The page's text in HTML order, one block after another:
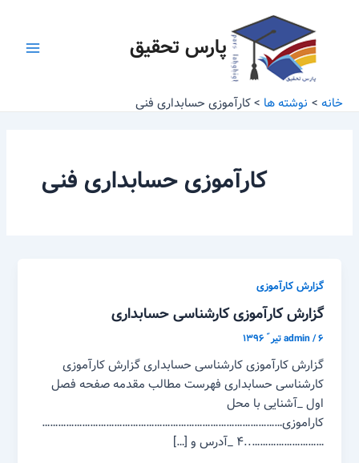
پارس تحقیق
خانه نوشته ها کارآموزی حسابداری فنی
کارآموزی حسابداری فنی
گزارش کارآموزی
گزارش کارآموزی کارشناسی حسابداری
admin/۶ تیر ّ ۱۳۹۶
گزارش کارآموزی کارشناسی حسابداری گزارش کارآموزی
کارشناسی حسابداری فهرست مطالب مقدمه صفحه فصل
اول _آشنایی با محل
کاراموزی………………………………………………………………………………
………………………..۴ _آدرس و […]